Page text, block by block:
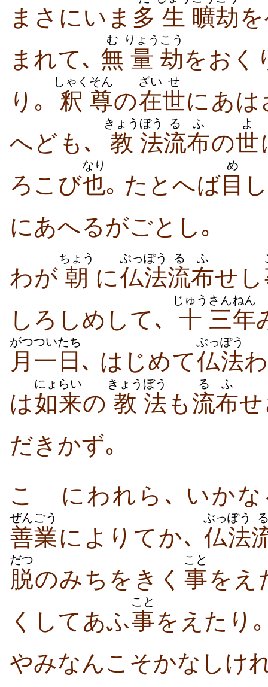
まさにいま 多 生 曠劫
まれて､ 無
む
量
りょう
劫
こう
をおく
り｡
釈
しゃく
尊
そん
の在
ざい
世
せ
にあは
へども､
教
きょう
法
ぼう
流布
るふ
の世
よ
ろこび也
なり
｡ たとへば目
め
にあへるがごとし｡
わが 朝
ちょう
に仏法
ぶっぽう
流布
るふ
せし
しろしめして､ 十
じゅう
三年
さんねん
月
がつ
一日
ついたち
､ はじめて仏法
ぶっぽう
は如来
にょらい
の 教
きょう
法
ぼう
も流布
るふ
だきかず｡
こゝにわれら､ いか
善業
ぜんごう
によりてか､ 仏法
ぶっぽう
脱
だつ
のみちをきく 事
こと
をえ
くしてあふ事
こと
をえたり
やみなんこそかなしけ